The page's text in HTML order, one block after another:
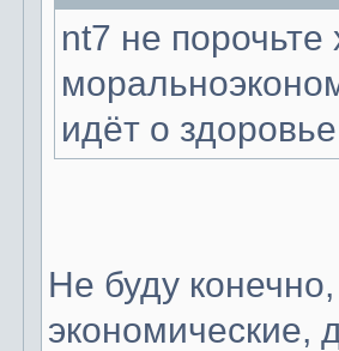
nt7 не
идёт о
Не буду